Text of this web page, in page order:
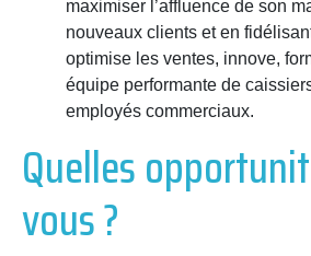
maximiser l’affluence de son
nouveaux clients et en
optimise les ventes, innove,
équipe performante de
employés commerciaux.
Quelles
vous ?